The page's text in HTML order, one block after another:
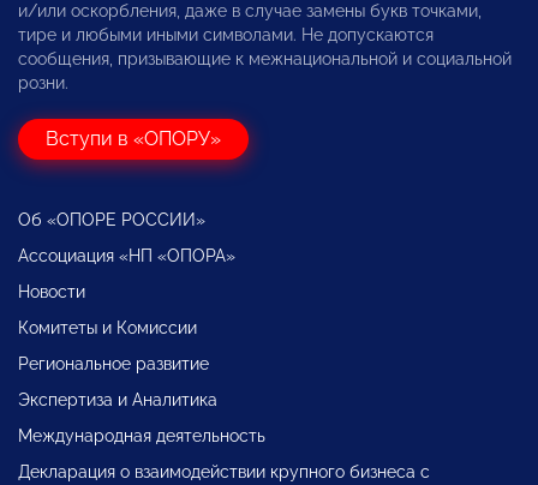
и/или оскорбления, даже в случае замены букв точками,
тире и любыми иными символами. Не допускаются
сообщения, призывающие к межнациональной и социальной
розни.
Вступи в «ОПОРУ»
Об «ОПОРЕ РОССИИ»
Ассоциация «НП «ОПОРА»
Новости
Комитеты и Комиссии
Региональное развитие
Экспертиза и Аналитика
Международная деятельность
Декларация о взаимодействии крупного бизнеса с